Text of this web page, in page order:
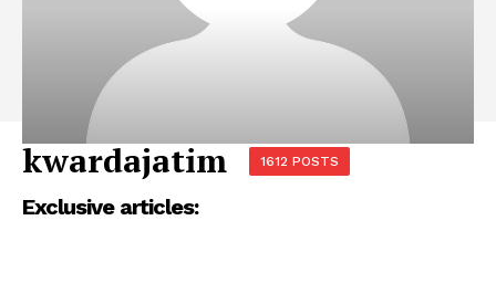
kwardajatim 1612 POSTS
Exclusive articles: